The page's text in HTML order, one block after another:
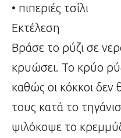
• πιπεριές τσίλι
Εκτέλεση
Βράσε το ρύζι σε
κρυώσει. Το κρύο
καθώς οι κόκκοι
τους κατά το
ψιλόκοψε το